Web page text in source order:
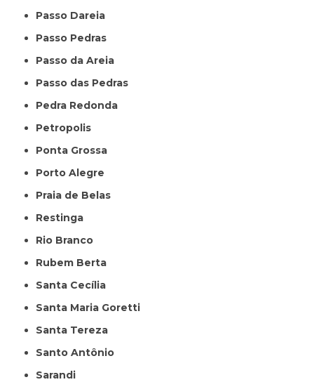
Passo Dareia
Passo Pedras
Passo da Areia
Passo das Pedras
Pedra Redonda
Petropolis
Ponta Grossa
Porto Alegre
Praia de Belas
Restinga
Rio Branco
Rubem Berta
Santa Cecília
Santa Maria Goretti
Santa Tereza
Santo Antônio
Sarandi